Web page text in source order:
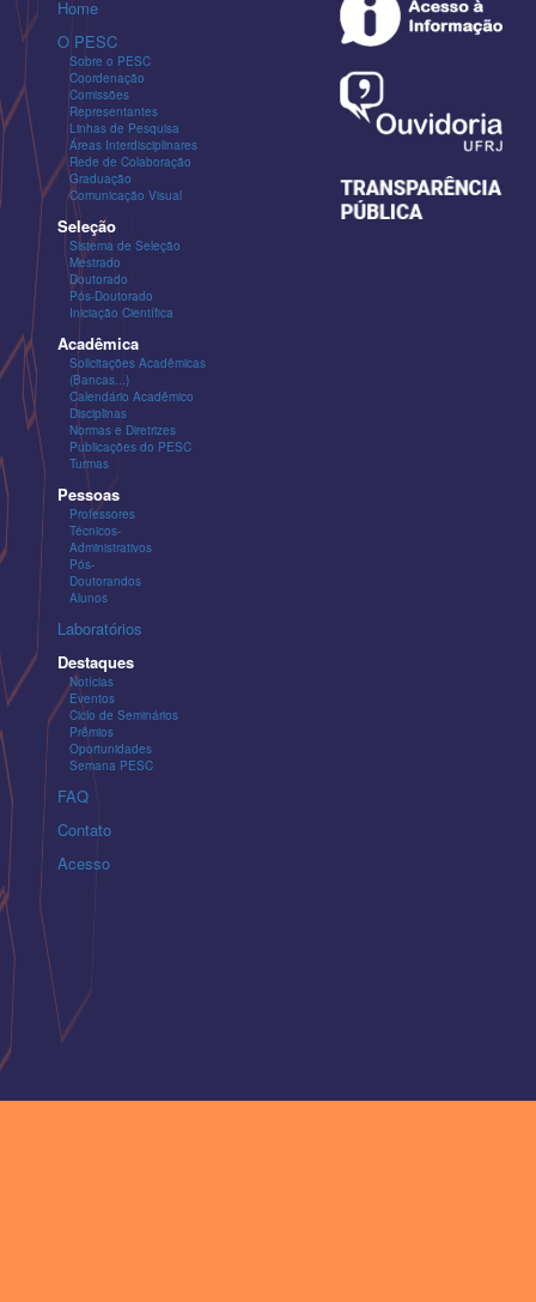
Home
O PESC
Sobre o PESC
Coordenação
Comissões
Representantes
Linhas de Pesquisa
Áreas Interdisciplinares
Rede de Colaboração
Graduação
Comunicação Visual
Seleção
Sistema de Seleção
Mestrado
Doutorado
Pós-Doutorado
Iniciação Científica
Acadêmica
Solicitações Acadêmicas
(Bancas...)
Calendário Acadêmico
Disciplinas
Normas e Diretrizes
Publicações do PESC
Turmas
Pessoas
Professores
Técnicos-
Administrativos
Pós-
Doutorandos
Alunos
Laboratórios
Destaques
Notícias
Eventos
Ciclo de Seminários
Prêmios
Oportunidades
Semana PESC
FAQ
Contato
Acesso